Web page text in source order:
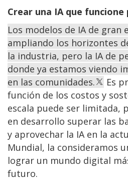
Crear una IA que
Los modelos de IA de gran
ampliando los horizontes
la industria, pero la IA de
donde ya estamos viendo
en las comunidades.
Es
función de los costos y
escala puede ser limitada,
en desarrollo superar las
y aprovechar la IA en la
Mundial, la consideramos
lograr un mundo digital
futuro.